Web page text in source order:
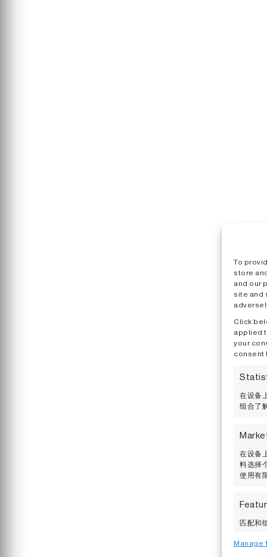
To
store
and our
site and
Click
applied
your
consent
在设备
组合了
在设备
料选择
使用有
匹配和
Manage